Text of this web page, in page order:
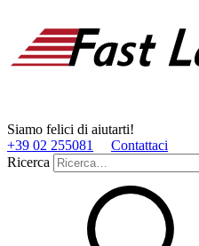
Siamo felici di aiutarti!
+39 02 255081
Contattaci
Ricerca